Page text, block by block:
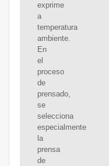
exprime
a
temperatura
ambiente.
En
el
proceso
de
prensado,
se
selecciona
especialmente
la
prensa
de